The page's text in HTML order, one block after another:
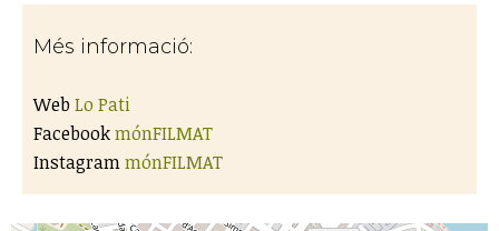
Més informació:
WebLo Pati
FacebookmónFILMAT
InstagrammónFILMAT